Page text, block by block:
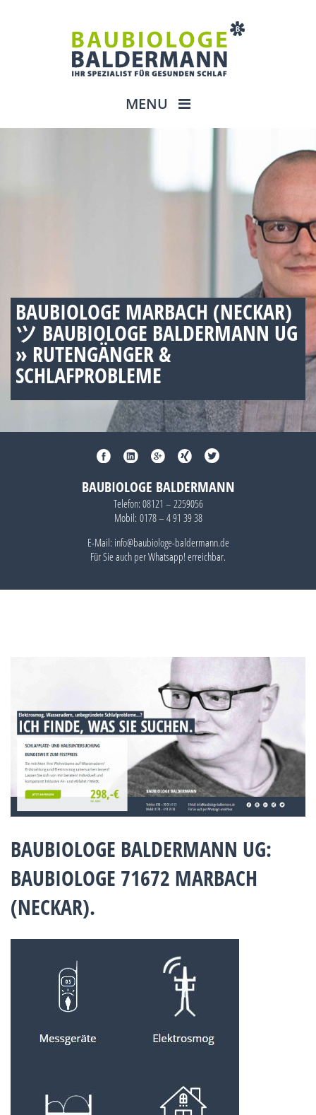
MENU
BAUBIOLOGE MARBACH (NECKAR)
ツ BAUBIOLOGE BALDERMANN UG
» RUTENGÄNGER &
SCHLAFPROBLEME
BAUBIOLOGE BALDERMANN
Telefon: 08121 – 2259056
Mobil: 0178 – 4 91 39 38
E-Mail: info@baubiologe-baldermann.de
Für Sie auch perWhatsapp!erreichbar.
BAUBIOLOGE BALDERMANN UG:
BAUBIOLOGE 71672 MARBACH
(NECKAR).